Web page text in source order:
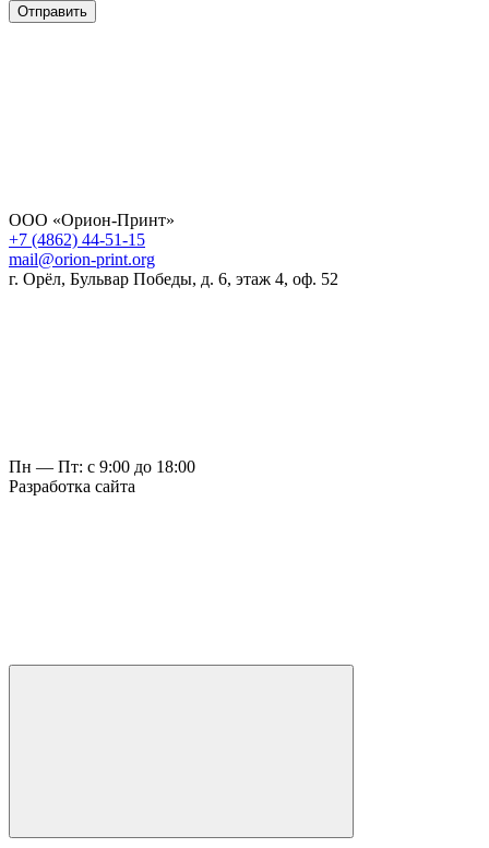
Отправить
ООО «Орион-Принт»
+7 (4862) 44-51-15
mail@orion-print.org
г. Орёл, Бульвар Победы, д. 6, этаж 4, оф. 52
Пн — Пт: с 9:00 до 18:00
Разработка сайта